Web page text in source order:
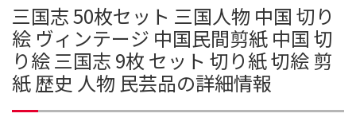
三国志 50枚セット 三国人物 中国 切り
絵 ヴィンテージ 中国民間剪紙 中国 切
り絵 三国志 9枚 セット 切り紙 切絵 剪
紙 歴史 人物 民芸品の詳細情報